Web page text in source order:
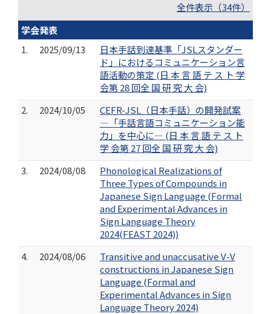
全件表示（34件）
学会発表
1.
2025/09/13
日本手話到達基準「JSLスタンダー
ド」におけるコミュニケーション言
語活動の策定 (日 本 言 語 テ ス ト 学
会第 28 回全 国 研 究 大 会)
2.
2024/10/05
CEFR-JSL（日本手話）の開発試案
―「手話言語コミュニケーション能
力」を中心に― (日 本 言 語 テ ス ト
学 会第 27 回全 国 研 究 大 会)
3.
2024/08/08
Phonological Realizations of
Three Types of Compounds in
Japanese Sign Language (Formal
and Experimental Advances in
Sign Language Theory
2024(FEAST 2024))
4.
2024/08/06
Transitive and unaccusative V-V
constructions in Japanese Sign
Language (Formal and
Experimental Advances in Sign
Language Theory 2024)